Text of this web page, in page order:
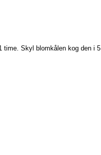
Skyl blomkålen kog den i 5